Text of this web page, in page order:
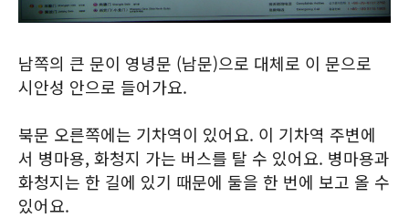
남쪽의 큰 문이 영녕문 (남문)으로 대체로 이 문으로
시안성 안으로 들어가요.
북문 오른쪽에는 기차역이 있어요. 이 기차역 주변에
서 병마용, 화청지 가는 버스를 탈 수 있어요. 병마용과
화청지는 한 길에 있기 때문에 둘을 한 번에 보고 올 수
있어요.